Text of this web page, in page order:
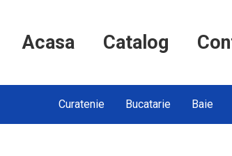
Acasa Catalog
Curatenie Bucatarie Baie